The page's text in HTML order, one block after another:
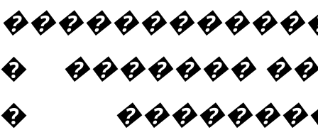
�
�������
�